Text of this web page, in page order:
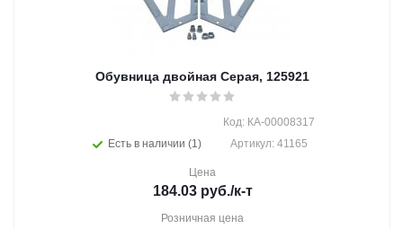
Обувница двойная Серая, 125921
Есть в наличии (1)
Код: КА-00008317
Артикул: 41165
Цена
184.03руб./к-т
Розничная цена